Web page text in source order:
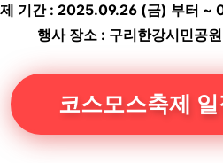
기간 : 2025.09.26 (금) 부터 ~
행사 장소 : 구리한강시민공
코스모스축제 일